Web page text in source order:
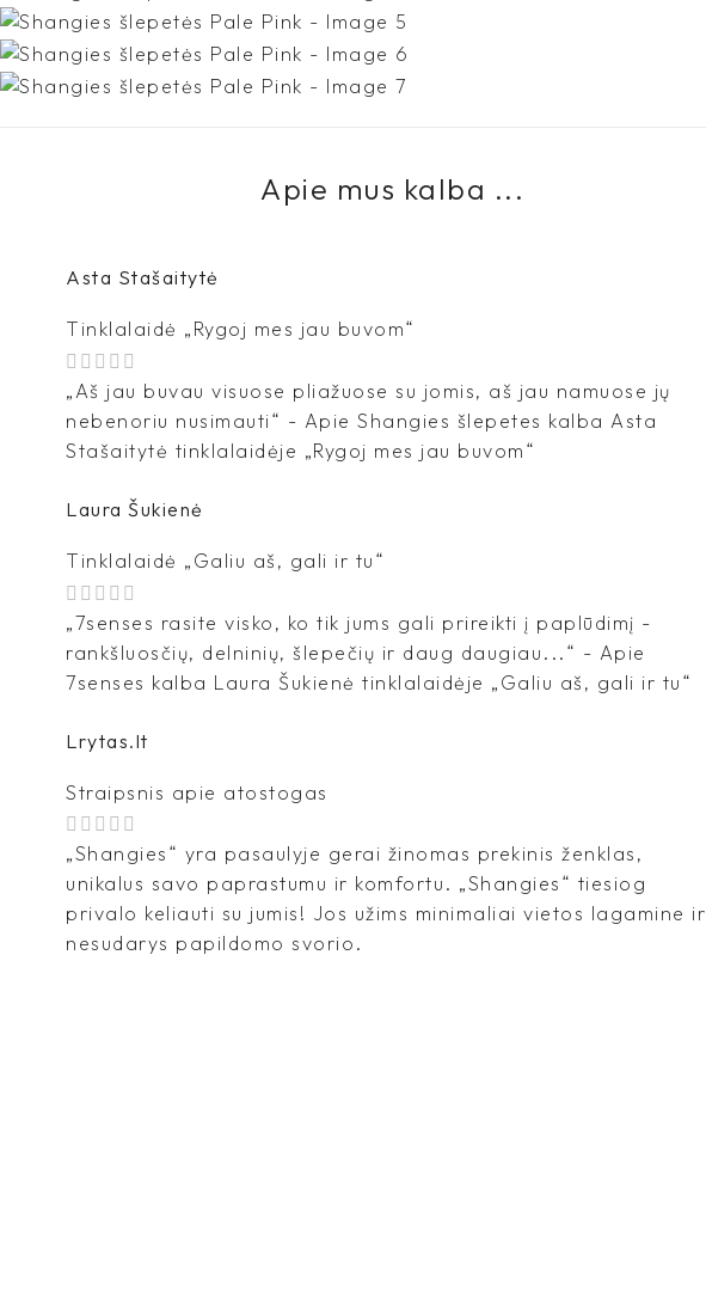
Apie mus kalba ...
Asta Stašaitytė
Tinklalaidė „Rygoj mes jau buvom“
„Aš jau buvau visuose pliažuose su jomis, aš jau namuose jų
nebenoriu nusimauti“ - Apie Shangies šlepetes kalba Asta
Stašaitytė tinklalaidėje „Rygoj mes jau buvom“
Laura Šukienė
Tinklalaidė „Galiu aš, gali ir tu“
„7senses rasite visko, ko tik jums gali prireikti į paplūdimį -
rankšluosčių, delninių, šlepečių ir daug daugiau...“ - Apie
7senses kalba Laura Šukienė tinklalaidėje „Galiu aš, gali ir tu“
Lrytas.lt
Straipsnis apie atostogas
„Shangies“ yra pasaulyje gerai žinomas prekinis ženklas,
unikalus savo paprastumu ir komfortu. „Shangies“ tiesiog
privalo keliauti su jumis! Jos užims minimaliai vietos lagamine ir
nesudarys papildomo svorio.